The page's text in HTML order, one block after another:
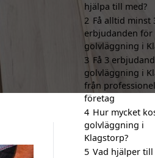
hjälpa till med?
2 Få alltid minst
erbjudanden för
golvläggning i
3 Få 3
golvläggning i
från
företag
4 Hur mycket
golvläggning i
Klagstorp?
5 Vad hjälper